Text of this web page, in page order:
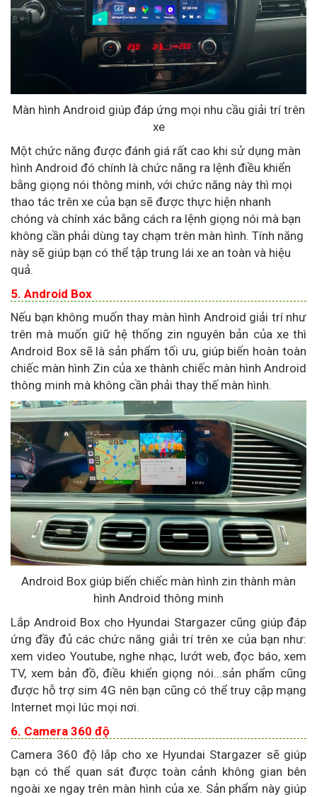
Màn hình Android giúp đáp ứng mọi nhu cầu giải trí trên
xe
Một chức năng được đánh giá rất cao khi sử dụng màn
hình Android đó chính là chức năng ra lệnh điều khiển
bằng giọng nói thông minh, với chức năng này thì mọi
thao tác trên xe của bạn sẽ được thực hiện nhanh
chóng và chính xác bằng cách ra lệnh giọng nói mà bạn
không cần phải dùng tay chạm trên màn hình. Tính năng
này sẽ giúp bạn có thể tập trung lái xe an toàn và hiệu
quả.
5. Android Box
Nếu bạn không muốn thay màn hình Android giải trí như
trên mà muốn giữ hệ thống zin nguyên bản của xe thì
Android Box sẽ là sản phẩm tối ưu, giúp biến hoàn toàn
chiếc màn hình Zin của xe thành chiếc màn hình Android
thông minh mà không cần phải thay thế màn hình.
Android Box giúp biến chiếc màn hình zin thành màn
hình Android thông minh
Lắp Android Box cho Hyundai Stargazer cũng giúp đáp
ứng đầy đủ các chức năng giải trí trên xe của bạn như:
xem video Youtube, nghe nhạc, lướt web, đọc báo, xem
TV, xem bản đồ, điều khiển giọng nói...sản phẩm cũng
được hỗ trợ sim 4G nên bạn cũng có thể truy cập mạng
Internet mọi lúc mọi nơi.
6. Camera 360 độ
Camera 360 độ lắp cho xe Hyundai Stargazer sẽ giúp
bạn có thể quan sát được toàn cảnh không gian bên
ngoài xe ngay trên màn hình của xe. Sản phẩm này giúp